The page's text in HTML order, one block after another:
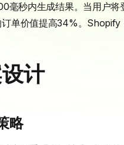
毫秒内生成结果。当用户
单价值提高34%。Shopify
计
略